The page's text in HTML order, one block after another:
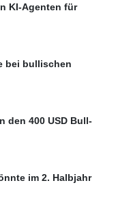
KI-Agenten für
bei bullischen
den 400 USD Bull-
im 2. Halbjahr